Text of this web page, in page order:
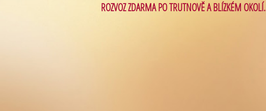
ROZVOZ ZDARMA PO TRUTNOVĚ A BLÍZKÉM OKOLÍ.